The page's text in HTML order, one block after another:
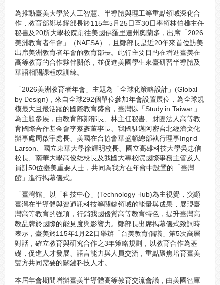
為推動臺美大學於人工智慧、半導體與理工等重點領域深化合
作，教育部鄭英耀部長於115年5月25日至30日率領林伯樵主任
秘書及20所大學校院前往美國佛羅里達州奧蘭多，出席「2026
美洲教育者年會」（NAFSA），且鄭部長是近20年來首位訪美
出席美洲教育者年會的教育部長。此行主要目的在增進臺美在
高等教育的合作夥伴關係，並促進美國學生來臺研習半導體及
華語相關課程或訓練。
「2026美洲教育者年會」主題為「全球化策略設計」(Global
by Design)，來自全球292個單位參加年會設置展位，為全球規
模最大且最活躍的國際教育盛會，臺灣以「Study in Taiwan」
為主題參展，由教育部鄭部長、林主任秘書、財團法人高等教
育國際合作基金會李蔡彥董事長、我國駐邁阿密台北經濟文化
辦事處周啟宇處長、美國在台協會華盛頓總部執行理事Ingrid
Larson、國立東華大學徐輝明校長、國立高雄科技大學吳忠信
校長、南華大學高俊雄校長及我國大專校院國際事務主管及人
員計50位臺美重要人士，共同為我方在年會中設置的「臺灣
館」進行揭幕儀式。
「臺灣館」以「科技中心」(Technology Hub)為主視覺，突顯
臺灣在半導體與資通訊科技等關鍵領域的能量與成果，展現臺
灣高等教育的強項，行銷我國優質高等教育特色，提升臺灣高
教品牌於國際的能見度與影響力。鄭部長出席揭幕儀式致詞時
表示，臺美於115年1月22日舉辦「台美教育倡議」第5次高層
對話，確立教育與研究合作之3年策略規劃，以教育合作為基
礎，促進人才發展、語言能力與人員交流，重點聚焦培育臺美
雙方共同需要的關鍵科技人才。
本屆年會期間增辦臺美半導體高等教育交流會議，由美國智庫